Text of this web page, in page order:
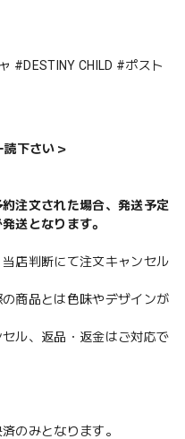
#DESTINY CHILD #ポスト
読下さい＞
注文された場合、発送予定
送となります。
店判断にて注文キャンセル
商品とは色味やデザインが
ル、返品・返金はご対応で
のみとなります。